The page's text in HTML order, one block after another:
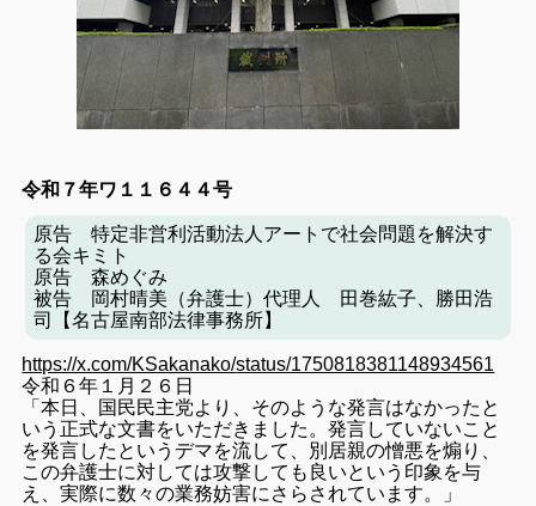
令和７年ワ１１６４４号
原告 特定非営利活動法人アートで社会問題を解決す
る会キミト
原告 森めぐみ
被告 岡村晴美（弁護士）代理人 田巻紘子、勝田浩
司【名古屋南部法律事務所】
https://x.com/KSakanako/status/1750818381148934561
令和６年１月２６日
「本日、国民民主党より、 そのような発言はなかったと
いう正式な文書をいただきました。発言していないこと
を発言したというデマを流して、 別居親の憎悪を煽り、
この弁護士に対しては攻撃しても良いという印象を与
え、実際に数々の業務妨害にさらされています。」